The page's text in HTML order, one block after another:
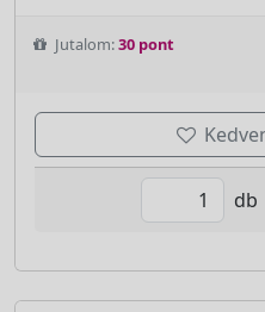
Jutalom:30 pont
db